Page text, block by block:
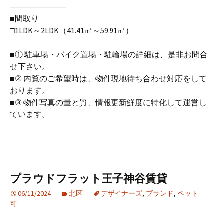
―――――――
■間取り
□1LDK～2LDK（41.41㎡～59.91㎡）
■① 駐車場・バイク置場・駐輪場の詳細は、是非お問合
せ下さい。
■② 内覧のご希望時は、物件現地待ち合わせ対応をして
おります。
■③ 物件写真の量と質、情報更新鮮度に特化して運営し
ています。
プラウドフラット王子神谷賃貸
06/11/2024 北区 デザイナーズ, ブランド, ペット
可